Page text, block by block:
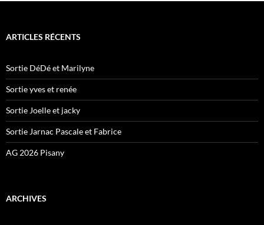
ARTICLES RÉCENTS
Sortie DéDé et Marilyne
Sortie yves et renée
Sortie Joelle et jacky
Sortie Jarnac Pascale et Fabrice
AG 2026 Pisany
ARCHIVES